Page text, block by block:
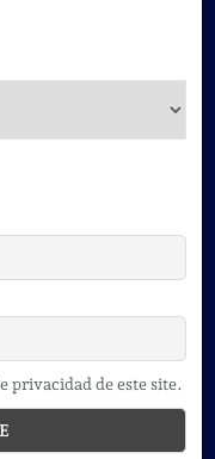
privacidad de este site.